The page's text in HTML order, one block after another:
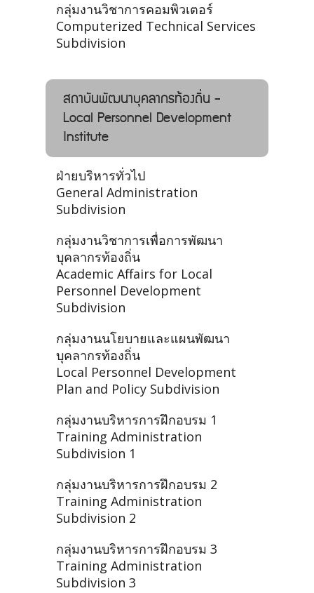
กลุ่มงานวิชาการคอมพิวเตอร์
Computerized Technical Services
Subdivision
สถาบันพัฒนาบุคลากรท้องถิ่น -
Local Personnel Development
Institute
ฝ่ายบริหารทั่วไป
General Administration
Subdivision
กลุ่มงานวิชาการเพื่อการพัฒนา
บุคลากรท้องถิ่น
Academic Affairs for Local
Personnel Development
Subdivision
กลุ่มงานนโยบายและแผนพัฒนา
บุคลากรท้องถิ่น
Local Personnel Development
Plan and Policy Subdivision
กลุ่มงานบริหารการฝึกอบรม 1
Training Administration
Subdivision 1
กลุ่มงานบริหารการฝึกอบรม 2
Training Administration
Subdivision 2
กลุ่มงานบริหารการฝึกอบรม 3
Training Administration
Subdivision 3